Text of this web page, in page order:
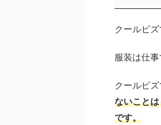
クールビ
服装は仕
クールビ
ないこと
です。